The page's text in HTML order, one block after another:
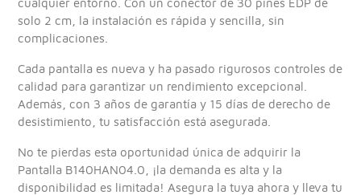
cualquier entorno. Con un conector de 30 pines EDP de
solo 2 cm, la instalación es rápida y sencilla, sin
complicaciones.
Cada pantalla es nueva y ha pasado rigurosos controles de
calidad para garantizar un rendimiento excepcional.
Además, con 3 años de garantía y 15 días de derecho de
desistimiento, tu satisfacción está asegurada.
No te pierdas esta oportunidad única de adquirir la
Pantalla B140HAN04.0, ¡la demanda es alta y la
disponibilidad es limitada! Asegura la tuya ahora y lleva tu